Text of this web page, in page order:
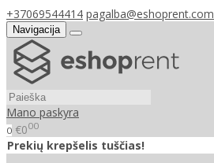
+37069544414 pagalba@eshoprent.com
Navigacija
Mano paskyra
0 €000
Prekių krepšelis tuščias!